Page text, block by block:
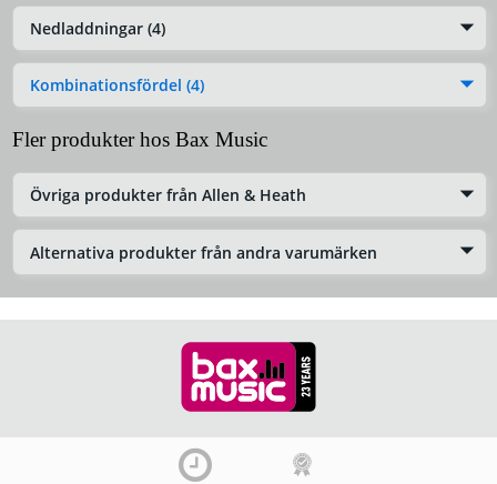
Nedladdningar (4)
Kombinationsfördel (4)
Fler produkter hos Bax Music
Övriga produkter från Allen & Heath
Alternativa produkter från andra varumärken